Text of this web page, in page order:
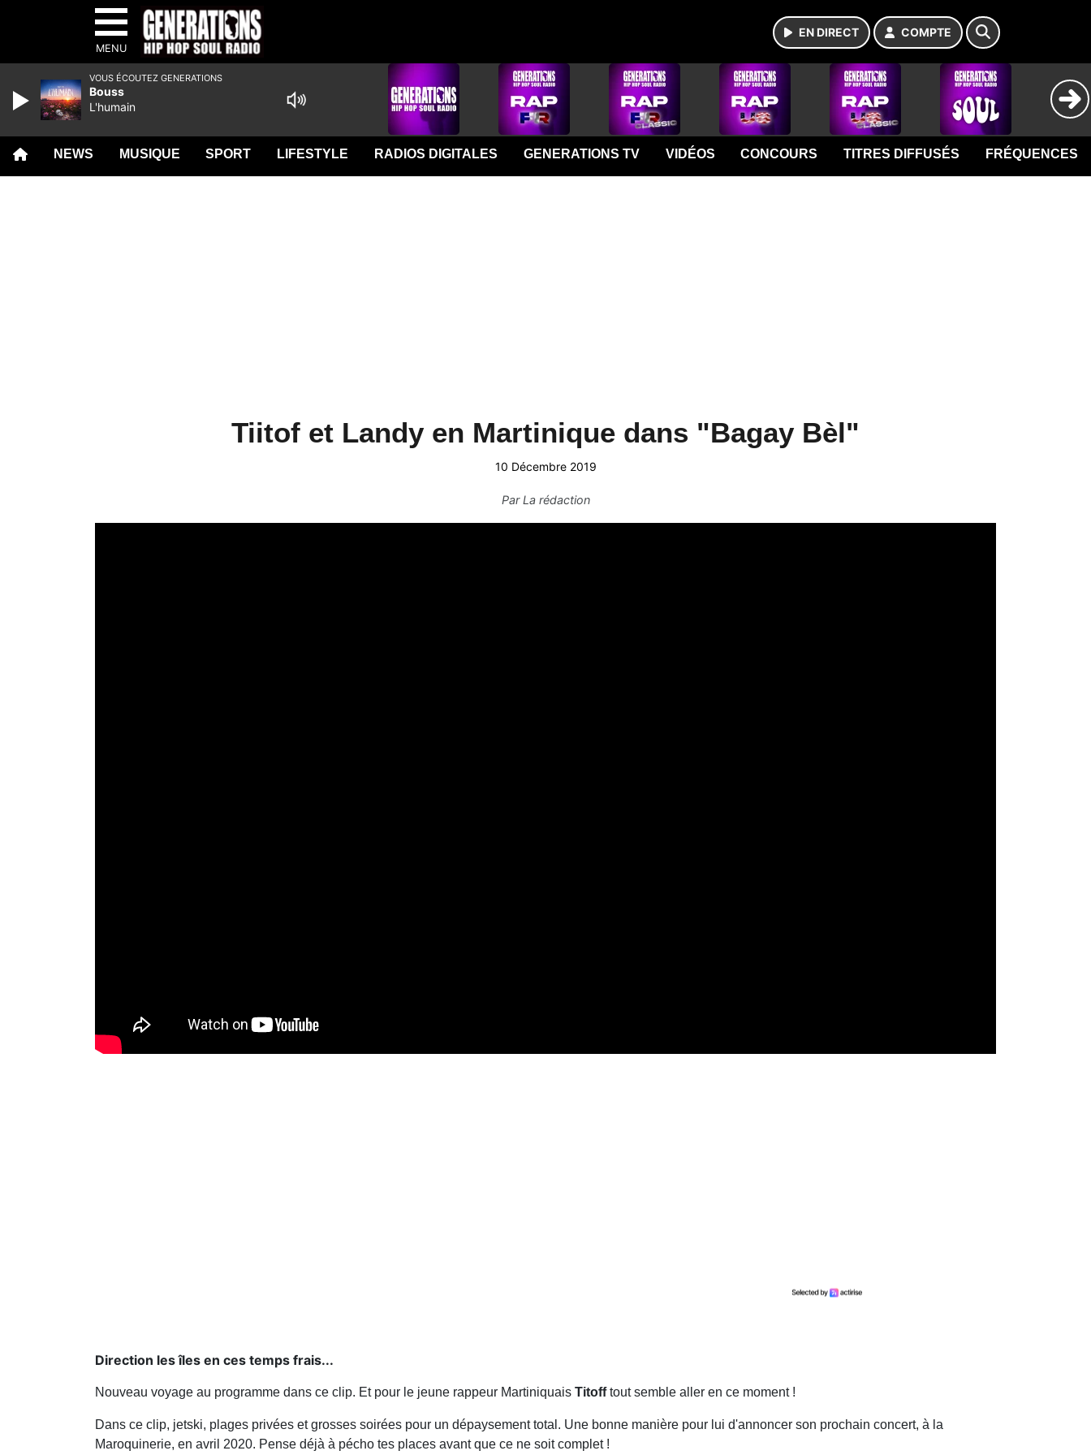
MENU
EN DIRECT COMPTE
NEWS MUSIQUE SPORT LIFESTYLE RADIOS DIGITALES GENERATIONS TV VIDÉOS CONCOURS TITRES DIFFUSÉS FRÉQUENCES
Tiitof et Landy en Martinique dans "Bagay Bèl"
10 Décembre 2019
ParLa rédaction
Direction les îles en ces temps frais...
Nouveau voyage au programme dans ce clip. Et pour le jeune rappeur Martiniquais Titofftout semble aller en ce moment !
Dans ce clip, jetski, plages privées et grosses soirées pour un dépaysement total. Une bonne manière pour lui d'annoncer son prochain concert, à la
Maroquinerie, en avril 2020. Pense déjà à pécho tes places avant que ce ne soit complet !
VOUS ÉCOUTEZ GENERATIONS
Bouss
L'humain